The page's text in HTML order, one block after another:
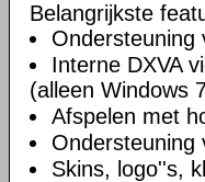
Belangrijkste
Ondersteuning
Interne DXVA
(alleen Windows
Afspelen met
Ondersteuning
Skins, logo''s,